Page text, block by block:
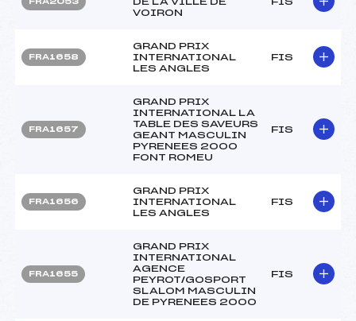
VOIRON
FRA1658
GRAND PRIX
INTERNATIONAL
LES ANGLES
FIS
FRA1657
GRAND PRIX
INTERNATIONAL LA
TABLE DES SAVEURS
GEANT MASCULIN
PYRENEES 2000
FONT ROMEU
FIS
FRA1656
GRAND PRIX
INTERNATIONAL
LES ANGLES
FIS
FRA1655
GRAND PRIX
INTERNATIONAL
AGENCE
PEYROT/GOSPORT
SLALOM MASCULIN
DE PYRENEES 2000
FIS